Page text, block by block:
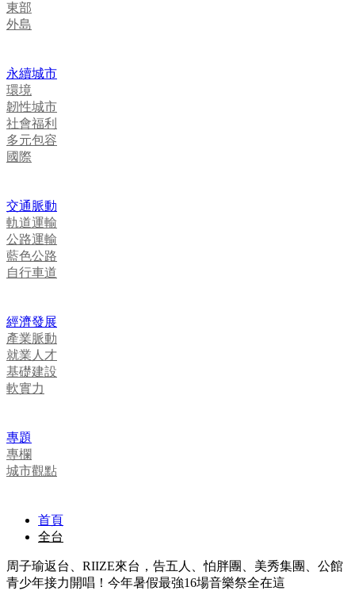
東部
外島
永續城市
環境
韌性城市
社會福利
多元包容
國際
交通脈動
軌道運輸
公路運輸
藍色公路
自行車道
經濟發展
產業脈動
就業人才
基礎建設
軟實力
專題
專欄
城市觀點
首頁
全台
周子瑜返台、RIIZE來台，告五人、怕胖團、美秀集團、公館
青少年接力開唱！今年暑假最強16場音樂祭全在這